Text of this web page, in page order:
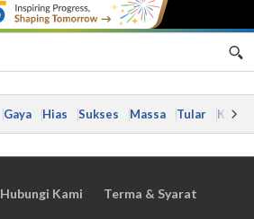
Gaya Hias Sukses Massa Tular Kes
Hubungi Kami Terma & Syarat